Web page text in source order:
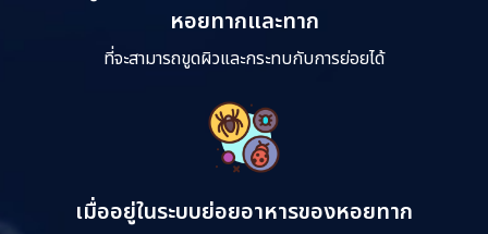
หอยทากและทาก
ที่จะสามารถขูดผิวและกระทบกับการย่อยได้
เมื่ออยู่ในระบบย่อยอาหารของหอยทาก